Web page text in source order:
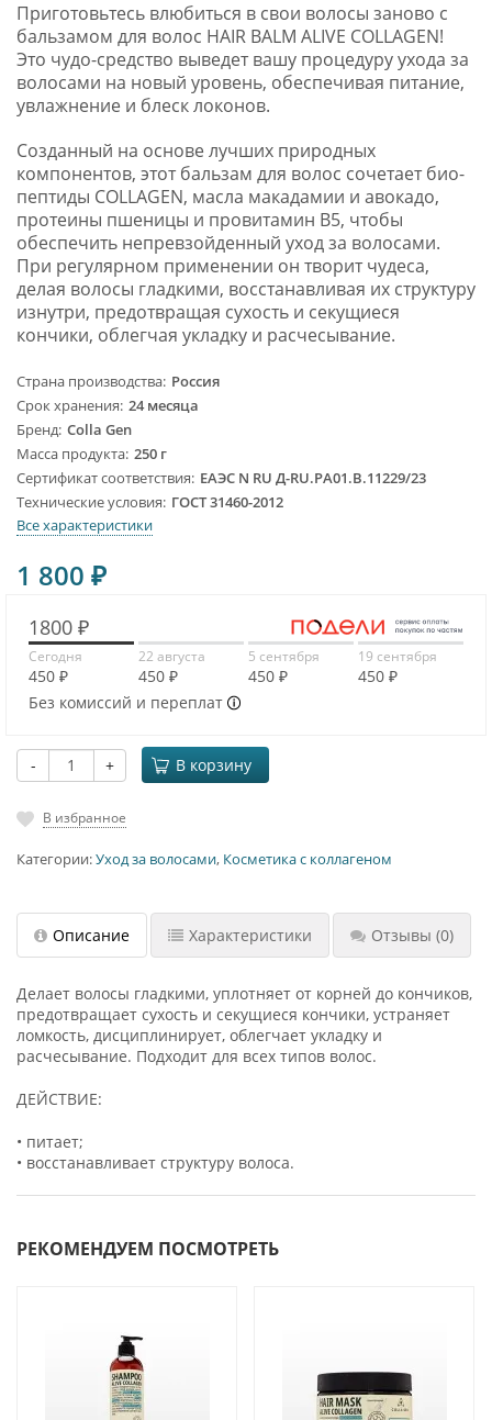
Приготовьтесь влюбиться в свои волосы заново с
бальзамом для волос HAIR BALM ALIVE COLLAGEN!
Это чудо-средство выведет вашу процедуру ухода за
волосами на новый уровень, обеспечивая питание,
увлажнение и блеск локонов.
Созданный на основе лучших природных
компонентов, этот бальзам для волос сочетает био-
пептиды COLLAGEN, масла макадамии и авокадо,
протеины пшеницы и провитамин B5, чтобы
обеспечить непревзойденный уход за волосами.
При регулярном применении он творит чудеса,
делая волосы гладкими, восстанавливая их структуру
изнутри, предотвращая сухость и секущиеся
кончики, облегчая укладку и расчесывание.
Страна производства Россия
Срок хранения 24 месяца
Бренд Colla Gen
Масса продукта 250 г
Сертификат соответствия ЕАЭС N RU Д-RU.PA01.B.11229/23
Технические условия ГОСТ 31460-2012
Все характеристики
1 800 ₽
1800 ₽
Сегодня
450 ₽
22 августа
450 ₽
5 сентября
450 ₽
19 сентября
450 ₽
Без комиссий и переплат
- + В корзину
В избранное
Категории:Уход за волосами, Косметика с коллагеном
Описание Характеристики Отзывы (0)
Делает волосы гладкими, уплотняет от корней до кончиков,
предотвращает сухость и секущиеся кончики, устраняет
ломкость, дисциплинирует, облегчает укладку и
расчесывание. Подходит для всех типов волос.
ДЕЙСТВИЕ:
• питает;
• восстанавливает структуру волоса.
РЕКОМЕНДУЕМ ПОСМОТРЕТЬ